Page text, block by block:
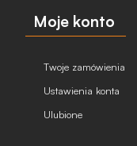
Moje konto
Twoje zamówienia
Ustawienia konta
Ulubione